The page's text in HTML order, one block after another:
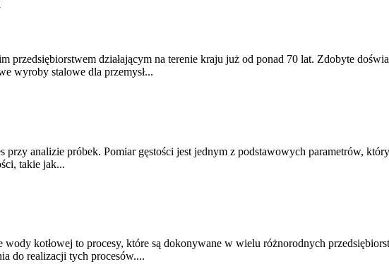
przedsiębiorstwem działającym na terenie kraju już od ponad 70 lat. Zdobyte
wyroby stalowe dla przemysł...
analizie próbek. Pomiar gęstości jest jednym z podstawowych parametrów,
takie jak...
kotłowej to procesy, które są dokonywane w wielu różnorodnych
do realizacji tych procesów....